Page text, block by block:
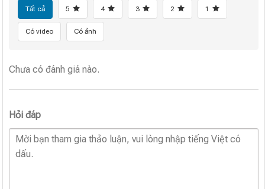
Tất cả 5 4 3 2 1
Có video Có ảnh
Chưa có đánh giá nào.
Hỏi đáp